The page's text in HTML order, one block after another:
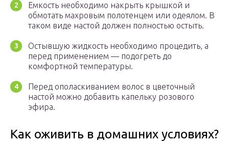
Емкость необходимо накрыть крышкой и
обмотать махровым полотенцем или одеялом. В
таком виде настой должен полностью остыть.
Остывшую жидкость необходимо процедить, а
перед применением — подогреть до
комфортной температуры.
Перед ополаскиванием волос в цветочный
настой можно добавить капельку розового
эфира.
Как оживить в домашних условиях?